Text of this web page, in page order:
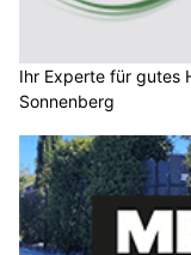
Ihr Experte für gutes
Sonnenberg